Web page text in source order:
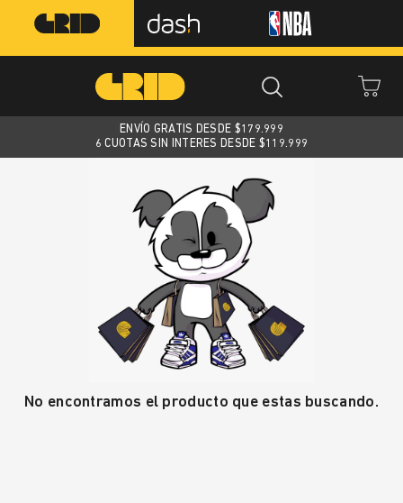
ENVÍO GRATIS DESDE $179.999
6 CUOTAS SIN INTERES DESDE $119.999
No encontramos el producto que estas buscando.